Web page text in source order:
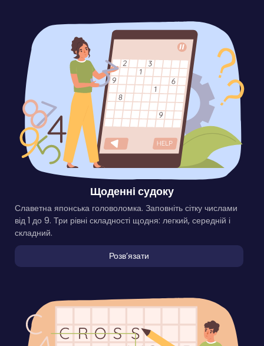
Щоденні судоку
Славетна японська головоломка. Заповніть сітку числами
від 1 до 9. Три рівні складності щодня: легкий, середній і
складний.
Розвʼязати